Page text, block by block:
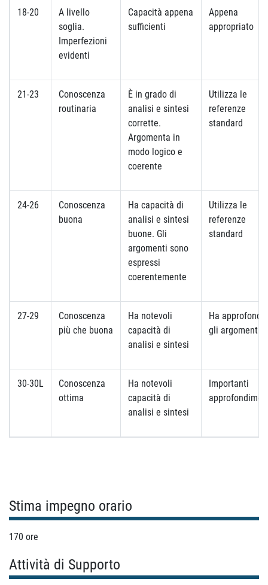
18-20
A livello
soglia.
Imperfezioni
evidenti
Capacità appena
sufficienti
Appena
appropriato
21-23
Conoscenza
routinaria
È in grado di
analisi e sintesi
corrette.
Argomenta in
modo logico e
coerente
Utilizza le
referenze
standard
24-26
Conoscenza
buona
Ha capacità di
analisi e sintesi
buone. Gli
argomenti sono
espressi
coerentemente
Utilizza le
referenze
standard
27-29
Conoscenza
più che buona
Ha notevoli
capacità di
analisi e sintesi
Ha
gli argomenti
30-30L
Conoscenza
ottima
Ha notevoli
capacità di
analisi e sintesi
Importanti
Stima impegno orario
170 ore
Attività di Supporto